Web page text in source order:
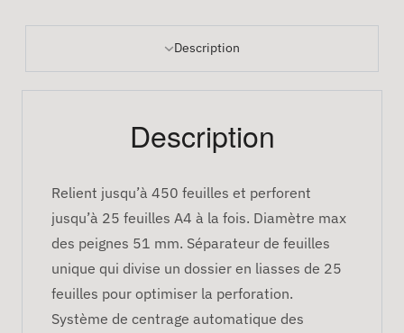
Description
Description
Relient jusqu’à 450 feuilles et perforent
jusqu’à 25 feuilles A4 à la fois. Diamètre max
des peignes 51 mm. Séparateur de feuilles
unique qui divise un dossier en liasses de 25
feuilles pour optimiser la perforation.
Système de centrage automatique des